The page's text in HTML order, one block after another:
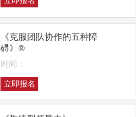
《克服团队协作的五种障
碍》®
时间：
立即报名